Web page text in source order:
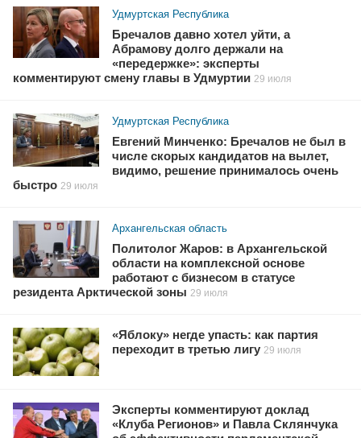
Удмуртская Республика
Бречалов давно хотел уйти, а
Абрамову долго держали на
«передержке»: эксперты
комментируют смену главы в Удмуртии 29 июля
Удмуртская Республика
Евгений Минченко: Бречалов не был в
числе скорых кандидатов на вылет,
видимо, решение принималось очень
быстро 29 июля
Архангельская область
Политолог Жаров: в Архангельской
области на комплексной основе
работают с бизнесом в статусе
резидента Арктической зоны 29 июля
«Яблоку» негде упасть: как партия
переходит в третью лигу 29 июля
Эксперты комментируют доклад
«Клуба Регионов» и Павла Склянчука